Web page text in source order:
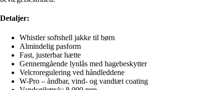
Detaljer:
Whistler softshell jakke til børn
Almindelig pasform
Fast, justerbar hætte
Gennemgående lynlås med hagebeskytter
Velcroregulering ved håndleddene
W-Pro – åndbar, vind- og vandtæt coating